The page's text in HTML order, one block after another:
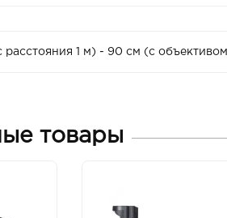
расстояния 1 м) - 90 см (с объективом
товары